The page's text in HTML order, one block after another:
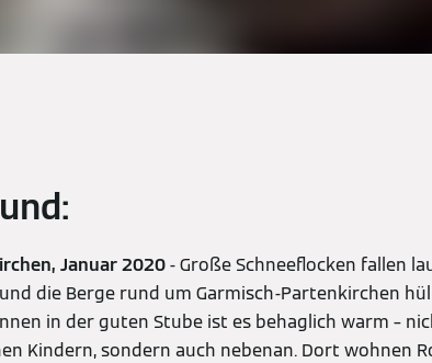
Januar 2020- Große Schneeflocken fallen
die Berge rund um Garmisch-Partenkirchen
in der guten Stube ist es behaglich warm –
Kindern, sondern auch nebenan. Dort wohnen